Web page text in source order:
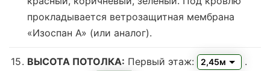
прокладывается ветрозащитная мембрана
«Изоспан А» (или аналог).
ВЫСОТА ПОТОЛКА: Первый этаж: 2,45м
.